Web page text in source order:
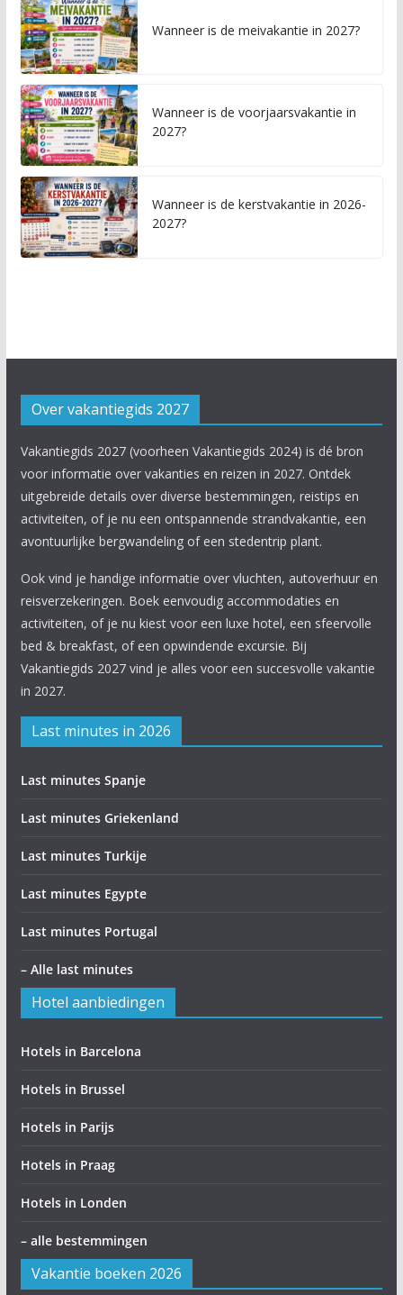
Wanneer is de meivakantie in 2027?
Wanneer is de voorjaarsvakantie in
2027?
Wanneer is de kerstvakantie in 2026-
2027?
Over vakantiegids 2027
Vakantiegids 2027 (voorheen Vakantiegids 2024) is dé bron
voor informatie over vakanties en reizen in 2027. Ontdek
uitgebreide details over diverse bestemmingen, reistips en
activiteiten, of je nu een ontspannende strandvakantie, een
avontuurlijke bergwandeling of een stedentrip plant.
Ook vind je handige informatie over vluchten, autoverhuur en
reisverzekeringen. Boek eenvoudig accommodaties en
activiteiten, of je nu kiest voor een luxe hotel, een sfeervolle
bed & breakfast, of een opwindende excursie. Bij
Vakantiegids 2027 vind je alles voor een succesvolle vakantie
in 2027.
Last minutes in 2026
Last minutes Spanje
Last minutes Griekenland
Last minutes Turkije
Last minutes Egypte
Last minutes Portugal
– Alle last minutes
Hotel aanbiedingen
Hotels in Barcelona
Hotels in Brussel
Hotels in Parijs
Hotels in Praag
Hotels in Londen
– alle bestemmingen
Vakantie boeken 2026